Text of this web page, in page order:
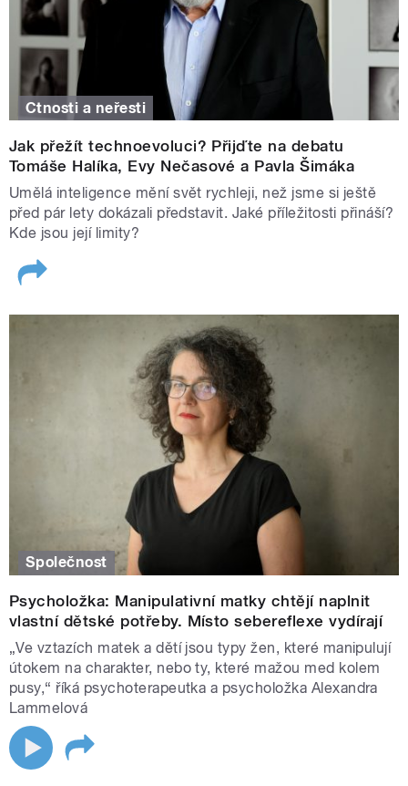
Ctnosti a neřesti
Jak přežít technoevoluci? Přijďte na debatu
Tomáše Halíka, Evy Nečasové a Pavla Šimáka
Umělá inteligence mění svět rychleji, než jsme si ještě
před pár lety dokázali představit. Jaké příležitosti přináší?
Kde jsou její limity?
Společnost
Psycholožka: Manipulativní matky chtějí naplnit
vlastní dětské potřeby. Místo sebereflexe vydírají
„Ve vztazích matek a dětí jsou typy žen, které manipulují
útokem na charakter, nebo ty, které mažou med kolem
pusy,“ říká psychoterapeutka a psycholožka Alexandra
Lammelová